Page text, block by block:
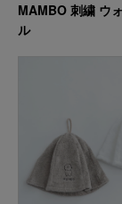
MAMBO 刺繍 ウ
ル